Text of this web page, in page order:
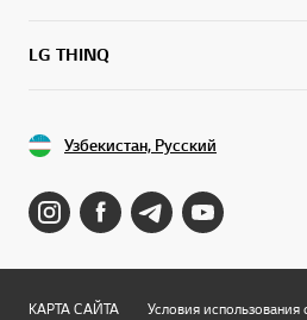
LG THINQ
Узбекистан, Русский
КАРТА САЙТА
Условия использования